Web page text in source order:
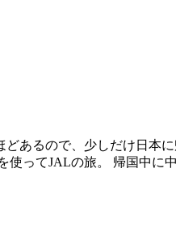
あるので、少しだけ日本
使ってJALの旅。 帰国中に